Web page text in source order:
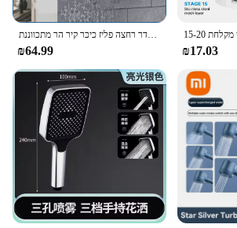
ראש מקלחת חדר רחצה פליז כיכר קיר הר מתכווננת KEMAIDI זרוע מקלחת חדר רחצה Ultrathin סט
₪64.99 ₪17.03